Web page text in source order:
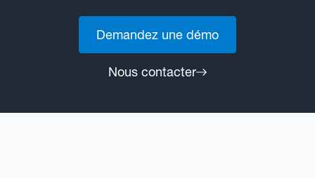
Demandez une démo
Nous contacter